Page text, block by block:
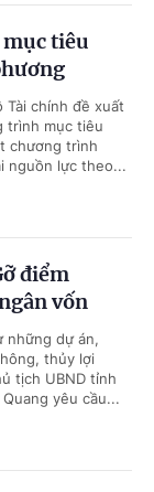
tiêu
Tài chính đề xuất
trình mục tiêu
chương trình
nguồn lực theo...
điểm
vốn
những dự án,
thủy lợi
tịch UBND tỉnh
yêu cầu...